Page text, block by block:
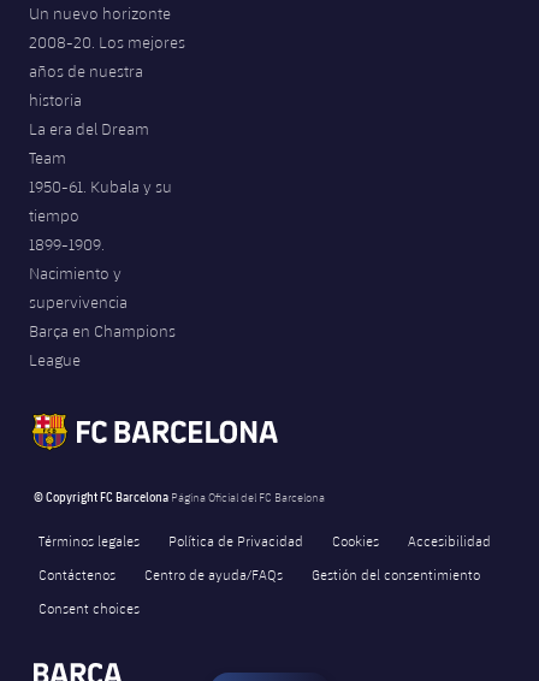
Un nuevo horizonte
2008-20. Los mejores
años de nuestra
historia
La era del Dream
Team
1950-61. Kubala y su
tiempo
1899-1909.
Nacimiento y
supervivencia
Barça en Champions
League
© Copyright FC Barcelona Página Oficial del FC Barcelona
Términos legales Política de Privacidad Cookies
Accesibilidad
Contáctenos
Centro de ayuda/FAQs
Gestión del consentimiento
Consent choices